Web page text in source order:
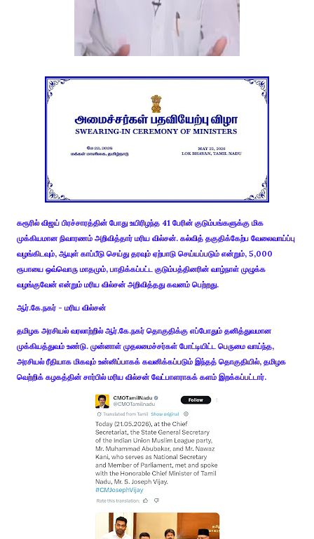
கரூரில் விஜய் பிரச்சாரத்தின் போது உயிரிழந்த 41 பேரின் குடும்பங்களுக்கு மிக
முக்கியமான நிவாரணம் அறிவித்தார் மரிய வில்சன். கல்வித் தகுதிக்கேற்ப வேலைவாய்ப்பு
வழங்கிடவும், ஆயுள் காப்பீடு செய்து தரவும் ஏற்பாடு செய்யப்படும் என்றும், 5,000
ரூபாயை ஒவ்வொரு மாதமும், பாதிக்கப்பட்ட குடும்பத்தினரின் வாழ்நாள் முழுக்க
வழங்குவேன் என்றும் மரிய வில்சன் அறிவித்தது கவனம் பெற்றது.
ஆர்.கே.நகர் - மரிய வில்சன்
தமிழக அரசியல் வரலாற்றில் ஆர்.கே.நகர் தொகுதிக்கு எப்போதும் தனித்துவமான
முக்கியத்துவம் உண்டு. முன்னாள் முதலமைச்சர்கள் போட்டியிட்ட பெருமை வாய்ந்த,
அரசியல் ரீதியாக மிகவும் உன்னிப்பாகக் கவனிக்கப்படும் இந்தத் தொகுதியில், தமிழக
வெற்றிக் கழகத்தின் சார்பில் மரிய வில்சன் வேட்பாளராகக் களம் இறக்கப்பட்டார்.